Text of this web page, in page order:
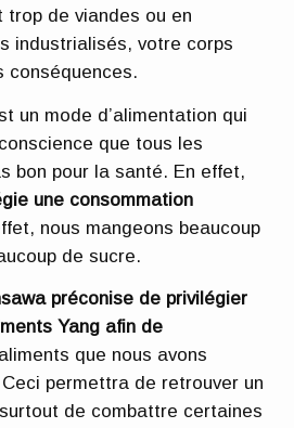
trop de viandes ou en
industrialisés, votre corps
conséquences.
un mode d’alimentation qui
que tous les
bon pour la santé. En effet,
une consommation
nous mangeons beaucoup
de sucre.
préconise de privilégier
Yang afin de
que nous avons
permettra de retrouver un
de combattre certaines